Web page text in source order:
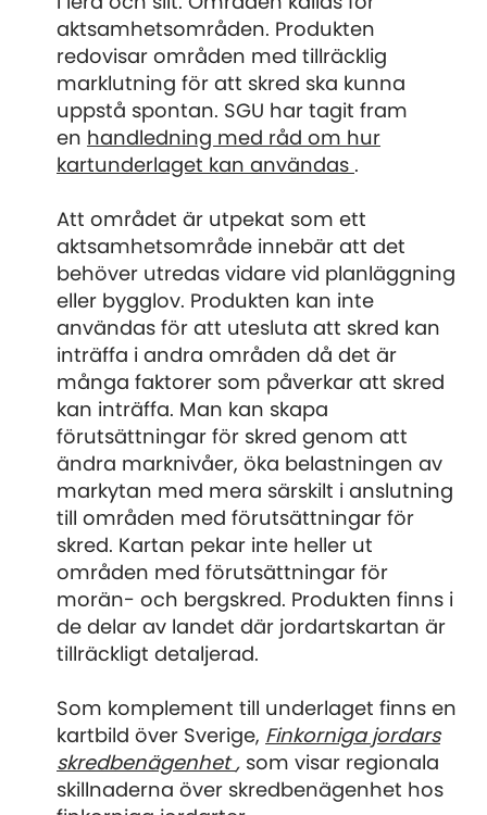
aktsamhetsområden. Produkten
redovisar områden med tillräcklig
marklutning för att skred ska kunna
uppstå spontan. SGU har tagit fram
en handledning med råd om hur
kartunderlaget kan användas .
Att området är utpekat som ett
aktsamhetsområde innebär att det
behöver utredas vidare vid planläggning
eller bygglov. Produkten kan inte
användas för att utesluta att skred kan
inträffa i andra områden då det är
många faktorer som påverkar att skred
kan inträffa. Man kan skapa
förutsättningar för skred genom att
ändra marknivåer, öka belastningen av
markytan med mera särskilt i anslutning
till områden med förutsättningar för
skred. Kartan pekar inte heller ut
områden med förutsättningar för
morän- och bergskred. Produkten finns i
de delar av landet där jordartskartan är
tillräckligt detaljerad.
Som komplement till underlaget finns en
kartbild över Sverige, Finkorniga jordars
skredbenägenhet , som visar regionala
skillnaderna över skredbenägenhet hos